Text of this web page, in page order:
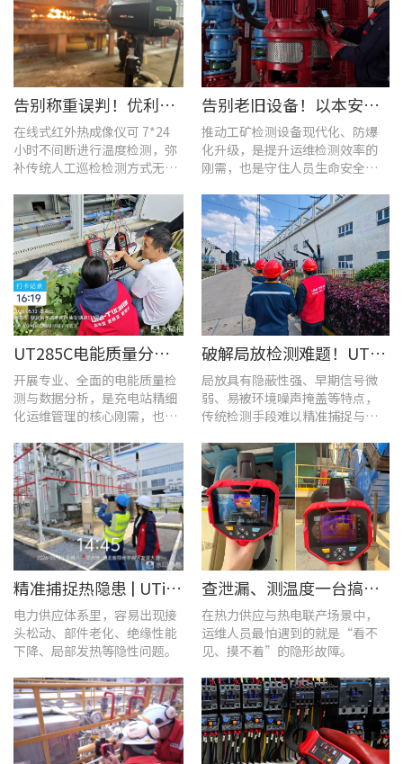
告别称重误判！优利德在线式热成像仪重构新材料铸造注液控制逻辑
在线式红外热成像仪可 7*24
小时不间断进行温度检测，弥
补传统人工巡检检测方式无法
告别老旧设备！以本安型防爆产品矩阵与合规检测，守住工矿安全底线
推动工矿检测设备现代化、防爆
化升级，是提升运维检测效率的
刚需，也是守住人员生命安全、
UT285C电能质量分析仪解决充电站三相用电各类难题
开展专业、全面的电能质量检
测与数据分析，是充电站精细
化运维管理的核心刚需，也是
转的关键环节。
破解局放检测难题！UT568B手持式声学成像仪让隐患“可视化”
局放具有隐蔽性强、早期信号微
弱、易被环境噪声掩盖等特点，
传统检测手段难以精准捕捉与定
精准捕捉热隐患 | UTi1020C红外热成像仪在发电站的实测应用
电力供应体系里，容易出现接
头松动、部件老化、绝缘性能
下降、局部发热等隐性问题。
查泄漏、测温度一台搞定！UT568F红外声成像仪让设备巡检更高效
在热力供应与热电联产场景中，
运维人员最怕遇到的就是“看不
见、摸不着”的隐形故障。